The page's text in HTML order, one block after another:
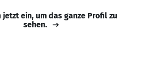
jetzt ein, um das ganze Profil zu
sehen.